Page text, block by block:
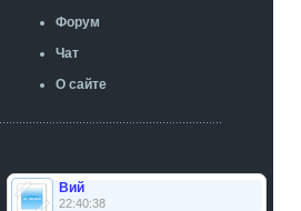
Форум
Чат
О сайте
Вий
22:40:38